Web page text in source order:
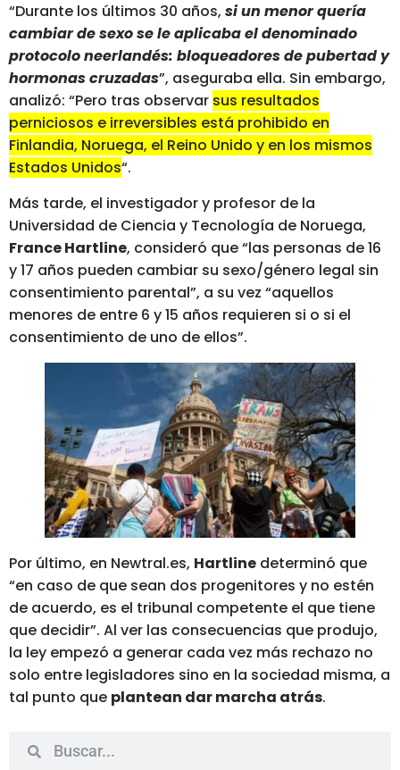
“Durante los últimos 30 años, si un menor quería
cambiar de sexo se le aplicaba el denominado
protocolo neerlandés: bloqueadores de pubertad y
hormonas cruzadas”, aseguraba ella. Sin embargo,
analizó: “Pero tras observar sus resultados
perniciosos e irreversibles está prohibido en
Finlandia, Noruega, el Reino Unido y en los mismos
Estados Unidos“.
Más tarde, el investigador y profesor de la
Universidad de Ciencia y Tecnología de Noruega,
France Hartline, consideró que “las personas de 16
y 17 años pueden cambiar su sexo/género legal sin
consentimiento parental”, a su vez “aquellos
menores de entre 6 y 15 años requieren si o si el
consentimiento de uno de ellos”.
Por último, en Newtral.es, Hartline determinó que
“en caso de que sean dos progenitores y no estén
de acuerdo, es el tribunal competente el que tiene
que decidir”. Al ver las consecuencias que produjo,
la ley empezó a generar cada vez más rechazo no
solo entre legisladores sino en la sociedad misma, a
tal punto que plantean dar marcha atrás.